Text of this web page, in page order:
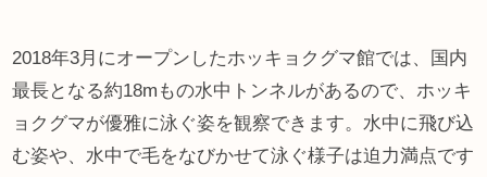
2018年3月にオープンしたホッキョクグマ館では、国内
最長となる約18mもの水中トンネルがあるので、ホッキ
ョクグマが優雅に泳ぐ姿を観察できます。水中に飛び込
む姿や、水中で毛をなびかせて泳ぐ様子は迫力満点です